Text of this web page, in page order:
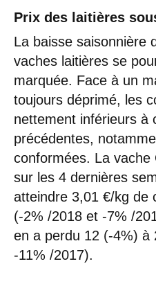
Prix des laitières
La baisse saisonnière
vaches laitières se
marquée. Face à un
toujours déprimé, les
nettement inférieurs à
précédentes,
conformées. La
sur les 4 dernières
atteindre 3,01 €/kg de
(-2% /2018 et -7% /
en a perdu 12 (-4%) à
-11% /2017).